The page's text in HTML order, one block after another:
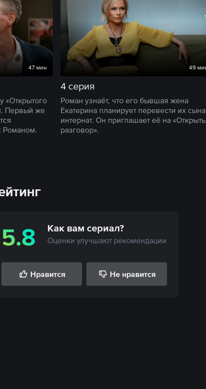
47 мин
«Открытого
Первый же
Романом.
49
4 серия
Роман узнаёт, что его бывшая жена
Екатерина планирует перевести их
интернат. Он приглашает её на
разговор».
5.8 Как вам сериал?
Оценки улучшают рекомендации
Нравится Не нравится